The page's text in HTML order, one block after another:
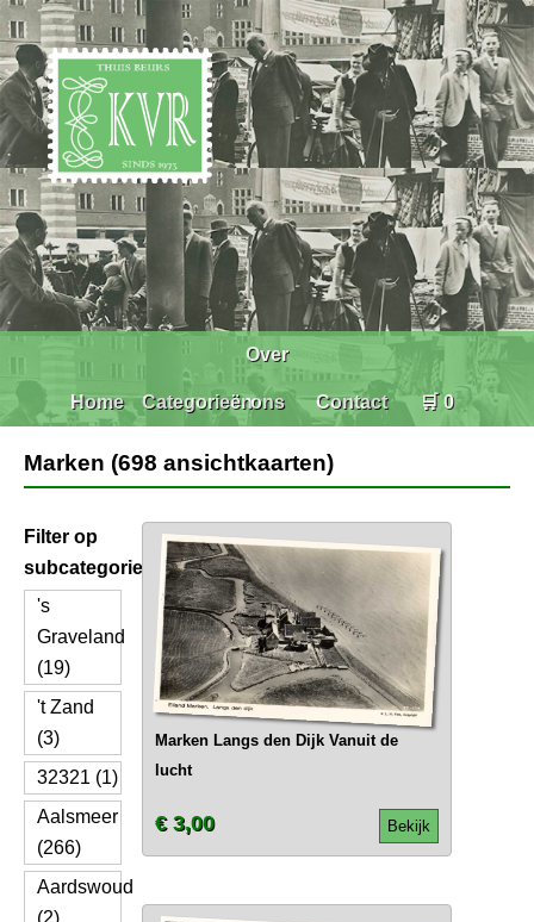
Home Categorieën
Over
ons Contact 🛒 0
Marken (698 ansichtkaarten)
Filter op
subcategorie
's
Graveland
(19)
't Zand
(3)
32321 (1)
Aalsmeer
(266)
Aardswoud
(2)
Marken Langs den Dijk Vanuit de
lucht
Bekijk
€ 3,00